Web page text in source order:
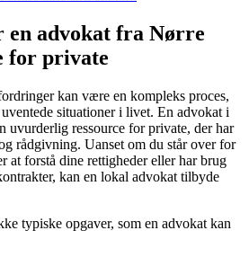
en advokat fra Nørre
for private
kan være en kompleks proces,
situationer i livet. En advokat i
uvurderlig ressource for private, der har
rådgivning. Uanset om du står over for
at forstå dine rettigheder eller har brug
kan en lokal advokat tilbyde
typiske opgaver, som en advokat kan